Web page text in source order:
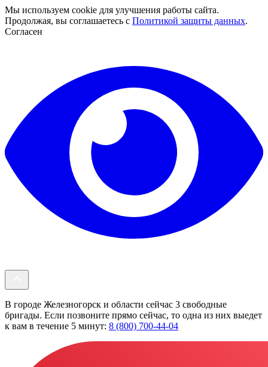
Мы используем cookie для улучшения работы сайта.
Продолжая, вы соглашаетесь с Политикой защиты данных.
Согласен
В городе Железногорск и области сейчас 3 свободные
бригады. Если позвоните прямо сейчас, то одна из них выедет
к вам в течение 5 минут: 8 (800) 700-44-04